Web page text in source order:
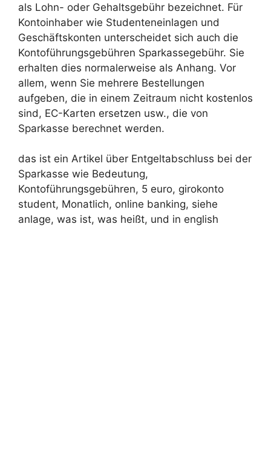
als Lohn- oder Gehaltsgebühr bezeichnet. Für
Kontoinhaber wie Studenteneinlagen und
Geschäftskonten unterscheidet sich auch die
Kontoführungsgebühren Sparkassegebühr. Sie
erhalten dies normalerweise als Anhang. Vor
allem, wenn Sie mehrere Bestellungen
aufgeben, die in einem Zeitraum nicht kostenlos
sind, EC-Karten ersetzen usw., die von
Sparkasse berechnet werden.
das ist ein Artikel über Entgeltabschluss bei der
Sparkasse wie Bedeutung,
Kontoführungsgebühren, 5 euro, girokonto
student, Monatlich, online banking, siehe
anlage, was ist, was heißt, und in english